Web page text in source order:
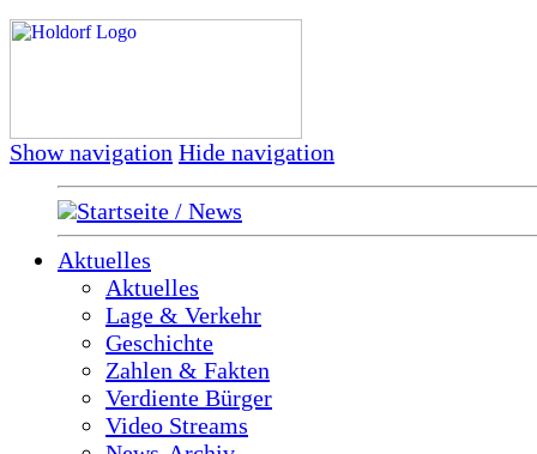
Show navigation Hide navigation
Startseite / News
Aktuelles
Aktuelles
Lage & Verkehr
Geschichte
Zahlen & Fakten
Verdiente Bürger
Video Streams